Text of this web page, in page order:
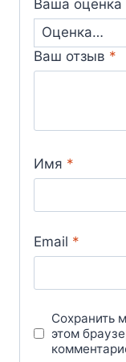
Ваша оценка
Ваш отзыв *
Имя *
Email *
Сохранить
этом